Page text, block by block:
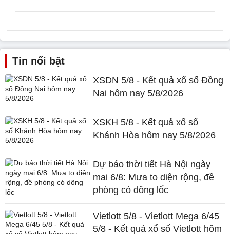
Tin nổi bật
XSDN 5/8 - Kết quả xổ số Đồng
Nai hôm nay 5/8/2026
XSKH 5/8 - Kết quả xổ số
Khánh Hòa hôm nay 5/8/2026
Dự báo thời tiết Hà Nội ngày
mai 6/8: Mưa to diện rộng, đề
phòng có dông lốc
Vietlott 5/8 - Vietlott Mega 6/45
5/8 - Kết quả xổ số Vietlott hôm